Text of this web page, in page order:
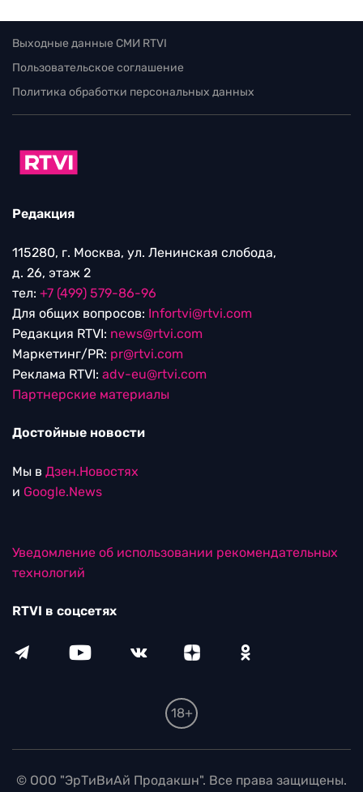
Выходные данные СМИ RTVI
Пользовательское соглашение
Политика обработки персональных данных
Редакция
115280, г. Москва, ул. Ленинская слобода,
д. 26, этаж 2
тел: +7 (499) 579-86-96
Для общих вопросов: Infortvi@rtvi.com
Редакция RTVI: news@rtvi.com
Маркетинг/PR: pr@rtvi.com
Реклама RTVI: adv-eu@rtvi.com
Партнерские материалы
Достойные новости
Мы в Дзен.Новостях
и Google.News
Уведомление об использовании рекомендательных
технологий
RTVI в соцсетях
18+
© ООО "ЭрТиВиАй Продакшн". Все права защищены.